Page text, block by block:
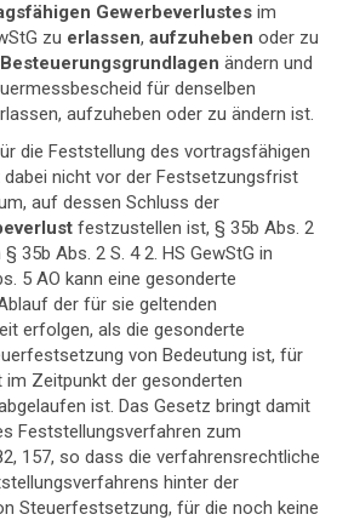
Gewerbeverlustes im
zu erlassen,aufzuhebenoder zu
Besteuerungsgrundlagenändern und
für denselben
aufzuheben oder zu ändern ist.
die Feststellung des vortragsfähigen
dabei nicht vor der Festsetzungsfrist
auf dessen Schluss der
festzustellen ist, § 35b Abs. 2
35b Abs. 2 S. 4 2. HS GewStG in
5 AO kann eine gesonderte
der für sie geltenden
erfolgen, als die gesonderte
von Bedeutung ist, für
Zeitpunkt der gesonderten
ist. Das Gesetz bringt damit
Feststellungsverfahren zum
157, so dass die verfahrensrechtliche
hinter der
Steuerfestsetzung, für die noch keine